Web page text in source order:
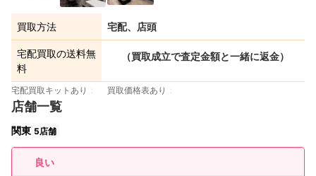
買取方法 宅配、店頭
宅配買取の送料無
料
（買取成立で査定金額と一緒に返金）
宅配買取キットあり 買取価格表あり
店舗一覧
関東 5店舗
良い